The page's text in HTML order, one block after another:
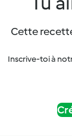
Cette
Inscrive-toi à